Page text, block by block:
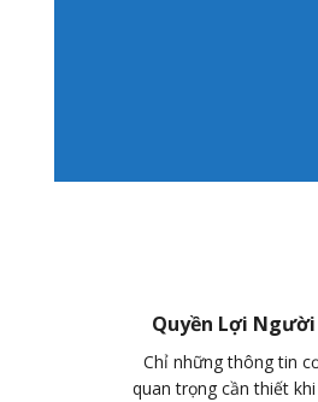
Quyền Lợi
Chỉ những thông tin
quan trọng cần thiết